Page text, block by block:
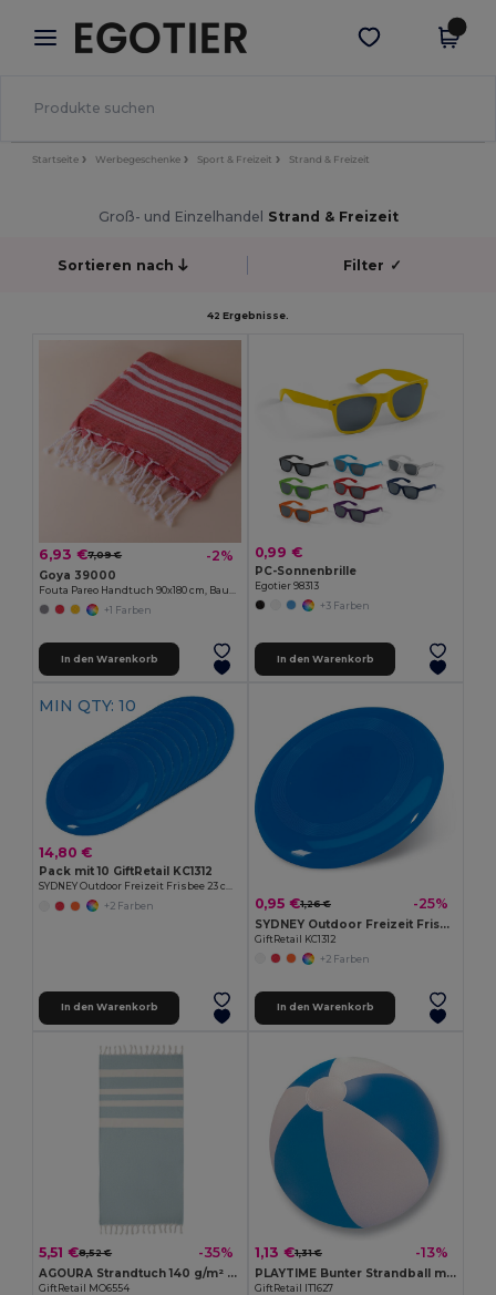
× Egotier App
Bessere Preise in der App!
App holen
Startseite Werbegeschenke Sport & Freizeit Strand & Freizeit
Groß- und Einzelhandel Strand & Freizeit
Sortieren nach Filter ✓
42 Ergebnisse.
6,93 €7,09 € -2%
Goya 39000
Fouta Pareo Handtuch 90x180 cm, Baumwollmix ZANZIBAR
+1 Farben
In den Warenkorb
0,99 €
PC-Sonnenbrille
Egotier 98313
+3 Farben
In den Warenkorb
MIN QTY: 10
14,80 €
Pack mit 10 GiftRetail KC1312
SYDNEY Outdoor Freizeit Frisbee 23 cm für Sport und Spiel
+2 Farben
In den Warenkorb
0,95 €1,26 € -25%
SYDNEY Outdoor Freizeit Frisbee 23 cm für Sport und Spiel
GiftRetail KC1312
+2 Farben
In den Warenkorb
5,51 €8,52 € -35%
AGOURA Strandtuch 140 g/m² MO6554-
GiftRetail MO6554
1,13 €1,31 € -13%
PLAYTIME Bunter Strandball mit Streifen Ø23,5cm
GiftRetail IT1627